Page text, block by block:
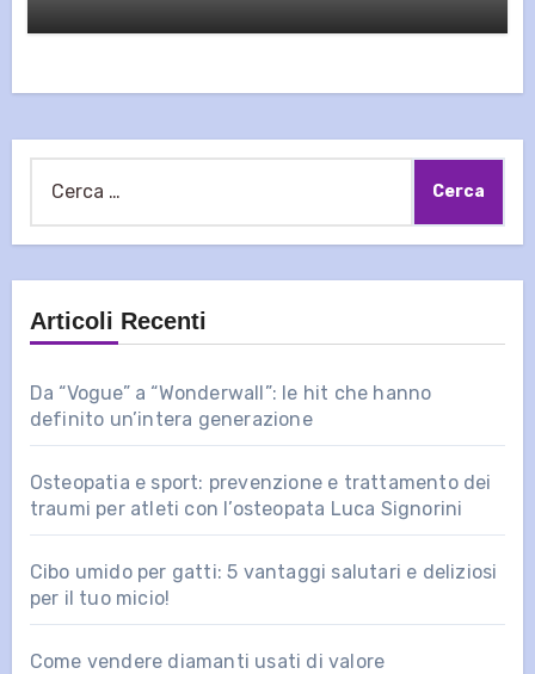
per:
Articoli Recenti
Da “Vogue” a “Wonderwall”: le hit che hanno
definito un’intera generazione
Osteopatia e sport: prevenzione e trattamento dei
traumi per atleti con l’osteopata Luca Signorini
Cibo umido per gatti: 5 vantaggi salutari e deliziosi
per il tuo micio!
Come vendere diamanti usati di valore